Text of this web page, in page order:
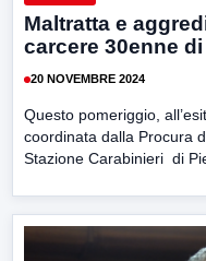
Maltratta e
carcere 30enne
20 NOVEMBRE 2024
Questo pomeriggio,
coordinata dalla Procura
Stazione Carabinieri di